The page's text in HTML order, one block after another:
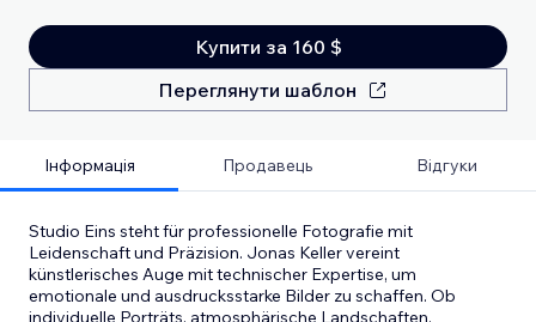
Купити за 160 $
Переглянути шаблон
Інформація Продавець Відгуки
Studio Eins steht für professionelle Fotografie mit
Leidenschaft und Präzision. Jonas Keller vereint
künstlerisches Auge mit technischer Expertise, um
emotionale und ausdrucksstarke Bilder zu schaffen. Ob
individuelle Porträts, atmosphärische Landschaften,